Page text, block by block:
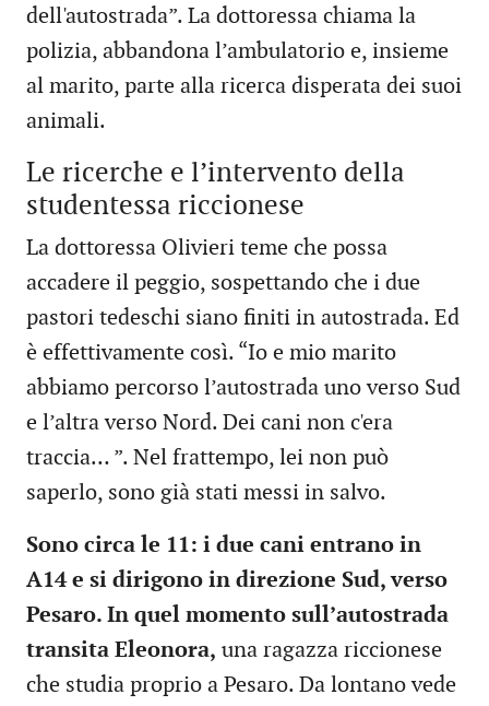
dell'autostrada”. La dottoressa chiama la
polizia, abbandona l’ambulatorio e, insieme
al marito, parte alla ricerca disperata dei suoi
animali.
Le ricerche e l’intervento della
studentessa riccionese
La dottoressa Olivieri teme che possa
accadere il peggio, sospettando che i due
pastori tedeschi siano finiti in autostrada. Ed
è effettivamente così. “Io e mio marito
abbiamo percorso l’autostrada uno verso Sud
e l’altra verso Nord. Dei cani non c'era
traccia… ”. Nel frattempo, lei non può
saperlo, sono già stati messi in salvo.
Sono circa le 11: i due cani entrano in
A14 e si dirigono in direzione Sud, verso
Pesaro. In quel momento sull’autostrada
transita Eleonora, una ragazza riccionese
che studia proprio a Pesaro. Da lontano vede